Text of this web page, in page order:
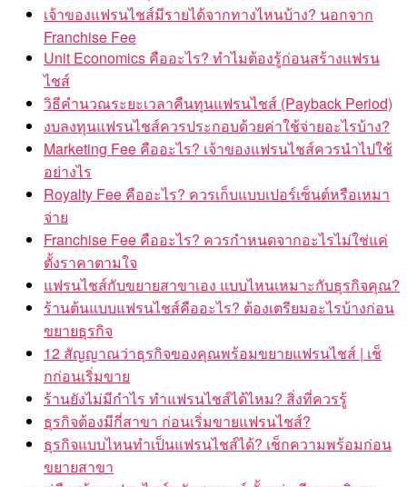
เจ้าของแฟรนไชส์มีรายได้จากทางไหนบ้าง? นอกจาก
Franchise Fee
Unit Economics คืออะไร? ทำไมต้องรู้ก่อนสร้างแฟรน
ไชส์
วิธีคำนวณระยะเวลาคืนทุนแฟรนไชส์ (Payback Period)
งบลงทุนแฟรนไชส์ควรประกอบด้วยค่าใช้จ่ายอะไรบ้าง?
Marketing Fee คืออะไร? เจ้าของแฟรนไชส์ควรนำไปใช้
อย่างไร
Royalty Fee คืออะไร? ควรเก็บแบบเปอร์เซ็นต์หรือเหมา
จ่าย
Franchise Fee คืออะไร? ควรกำหนดจากอะไรไม่ใช่แค่
ตั้งราคาตามใจ
แฟรนไชส์กับขยายสาขาเอง แบบไหนเหมาะกับธุรกิจคุณ?
ร้านต้นแบบแฟรนไชส์คืออะไร? ต้องเตรียมอะไรบ้างก่อน
ขยายธุรกิจ
12 สัญญาณว่าธุรกิจของคุณพร้อมขยายแฟรนไชส์ | เช็
กก่อนเริ่มขาย
ร้านยังไม่มีกำไร ทำแฟรนไชส์ได้ไหม? สิ่งที่ควรรู้
ธุรกิจต้องมีกี่สาขา ก่อนเริ่มขายแฟรนไชส์?
ธุรกิจแบบไหนทำเป็นแฟรนไชส์ได้? เช็กความพร้อมก่อน
ขยายสาขา